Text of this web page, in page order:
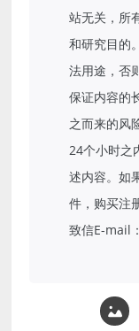
站无关，所
和研究目的
法用途，否
保证内容的
之而来的风
24个小时之
述内容。如
件，购买注
致信E-mail